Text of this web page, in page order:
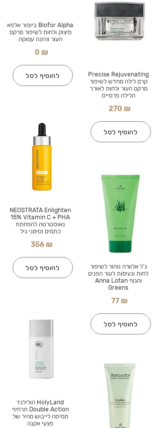
Biofor Alpha ביופור אלפא
מיצוק ולחות לשיפור מרקם
העור והזנה עמוקה
0 ₪
להוסיף לסל
NEOSTRATA Enlighten
15% Vitamin C + PHA
נאוסטרטה להפחתת
כתמים וסימני גיל
356 ₪
להוסיף לסל
HolyLand הולילנד
Double Action תרחיף
תמיסה לייבוש מהיר של
פצעי אקנה
Precise Rejuvenating
קרם לילה מחדש לשיפור
מרקם העור ולחות לאורך
הלילה פרסייס
270 ₪
להוסיף לסל
ג'ל אלוורה טהור לשיפור
לחות ונעימות לעור הפנים
והגוף Anna Lotan
Greens
77 ₪
להוסיף לסל